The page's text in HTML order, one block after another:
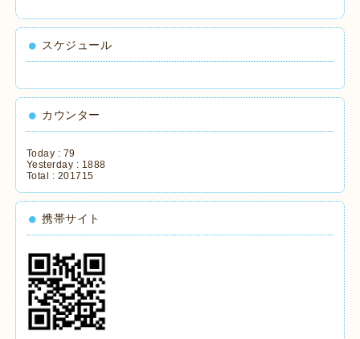
スケジュール
カウンター
Today : 79
Yesterday : 1888
Total : 201715
携帯サイト